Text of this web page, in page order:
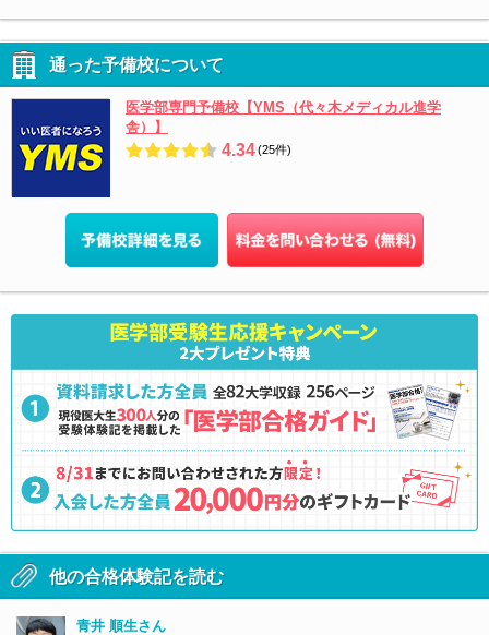
通った予備校について
医学部専門予備校【YMS（代々木メディカル進学
舎）】
4.34(25件)
他の合格体験記を読む
青井 順生さん